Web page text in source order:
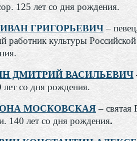
125 лет со дня рождения.
ИВАН ГРИГОРЬЕВИЧ–
работник культуры
ДМИТРИЙ ВАСИЛЬЕВИЧ
лет со дня рождения.
МОСКОВСКАЯ– святая
140 лет со дня рождения.